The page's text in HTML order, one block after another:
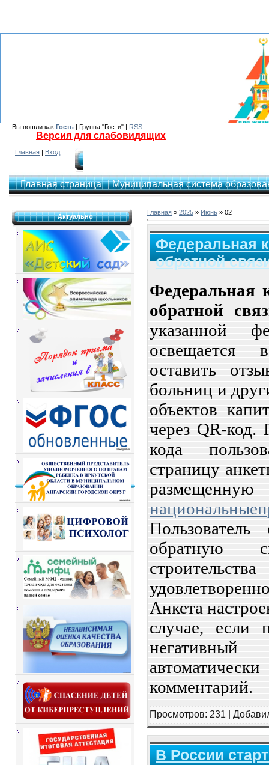
Вы вошли как Гость | Группа "Гости" | RSS
Версия для слабовидящих
Главная | Вход
Главная страница | Муниципальная система
Актуально
Главная » 2025 » Июнь » 02
Федеральная
обратной
Федеральная
обратной
указанной
освещается
оставить
больниц и
объектов
через QR-код.
кода
страницу
обратную
Анкета
случае, если
комментарий.
Просмотров: 231
В России